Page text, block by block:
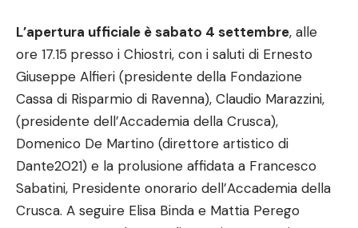
L’apertura ufficiale è sabato 4 settembre, alle
ore 17.15 presso i Chiostri, con i saluti di Ernesto
Giuseppe Alfieri (presidente della Fondazione
Cassa di Risparmio di Ravenna), Claudio Marazzini,
(presidente dell’Accademia della Crusca),
Domenico De Martino (direttore artistico di
Dante2021) e la prolusione affidata a Francesco
Sabatini, Presidente onorario dell’Accademia della
Crusca. A seguire Elisa Binda e Mattia Perego